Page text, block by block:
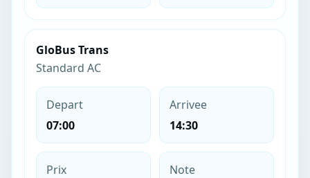
GloBus Trans
Standard AC
Depart
07:00
Arrivee
14:30
Prix
Note